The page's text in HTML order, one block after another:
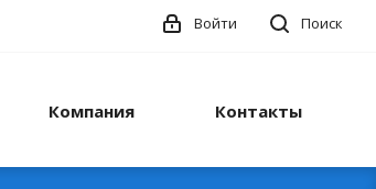
Поиск
Войти
Компания Контакты